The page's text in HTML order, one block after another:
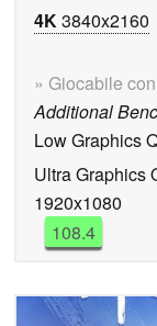
4K3840x2160
» Giocabile
Additional
Low Graphics
Ultra Graphics
1920x1080
108.4